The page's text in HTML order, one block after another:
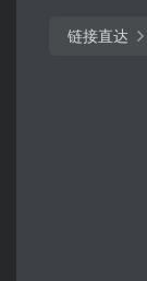
链接直达